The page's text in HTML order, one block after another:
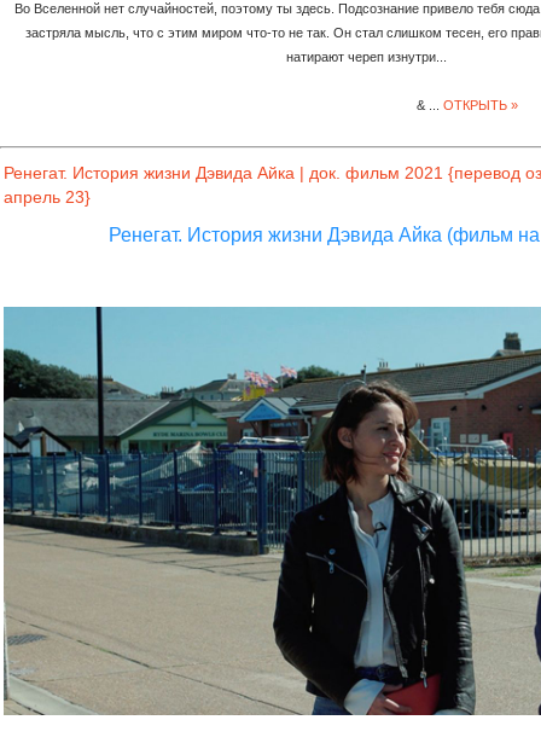
Во Вселенной нет случайностей, поэтому ты здесь. Подсознание привело тебя
застряла мысль, что с этим миром что-то не так. Он стал слишком тесен, его
натирают череп изнутри...
& ОТКРЫТЬ »
Ренегат. История жизни Дэвида Айка | док. фильм 2021 {перевод
апрель 23}
Ренегат. История жизни Дэвида Айка (фильм